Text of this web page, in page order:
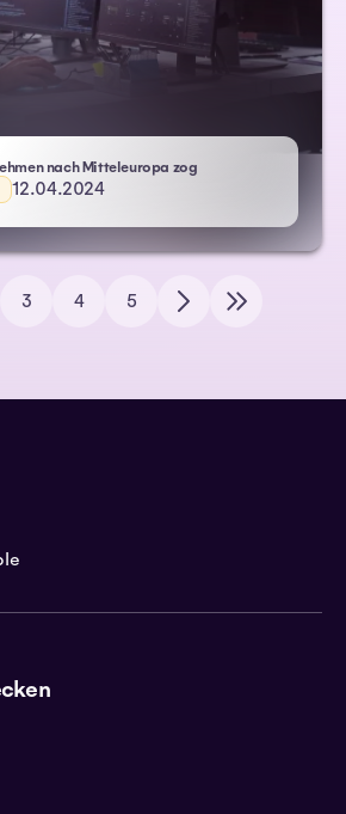
nach Mitteleuropa zog
12.04.2024
3 4 5